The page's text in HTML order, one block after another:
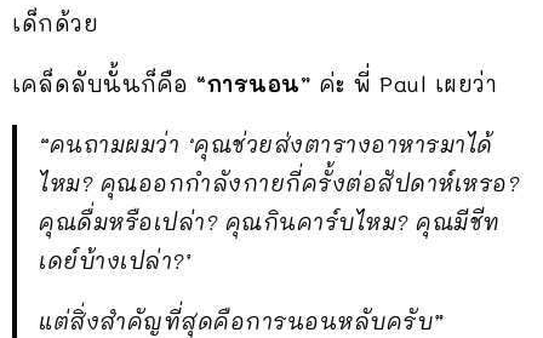
เด็กด้วย
เคล็ดลับนั้นก็คือ “การนอน” ค่ะ พี่ Paul เผยว่า
“คนถามผมว่า ‘คุณช่วยส่งตารางอาหารมาได้
ไหม? คุณออกกำลังกายกี่ครั้งต่อสัปดาห์เหรอ?
คุณดื่มหรือเปล่า? คุณกินคาร์บไหม? คุณมีชีท
เดย์บ้างเปล่า?’
แต่สิ่งสำคัญที่สุดคือการนอนหลับครับ”